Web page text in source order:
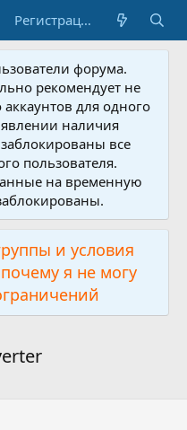
Регистрация
форума.
рекомендует не
для одного
наличия
все
пользователя.
на временную
и условия
я не могу